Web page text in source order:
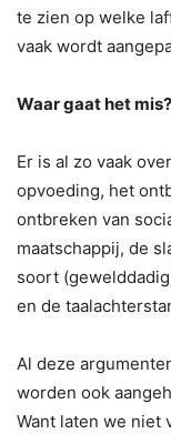
te zien op welke
vaak wordt
Waar gaat het mis?
Er is al zo vaak
opvoeding, het
ontbreken van
maatschappij, de
soort
en de
Al deze
worden ook
Want laten we niet